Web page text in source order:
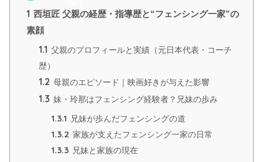
1 西垣匠 父親の経歴・指導歴と“フェンシング一家”の
素顔
1.1 父親のプロフィールと実績（元日本代表・コーチ
歴）
1.2 母親のエピソード｜映画好きが与えた影響
1.3 妹・玲那はフェンシング経験者？兄妹の歩み
1.3.1 兄妹が歩んだフェンシングの道
1.3.2 家族が支えたフェンシング一家の日常
1.3.3 兄妹と家族の現在